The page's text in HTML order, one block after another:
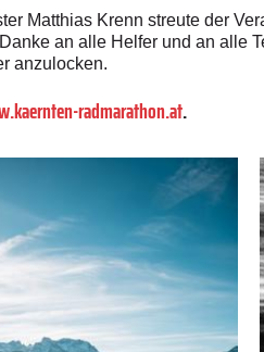
Matthias Krenn streute der
an alle Helfer und an alle
anzulocken.
radmarathon.at.